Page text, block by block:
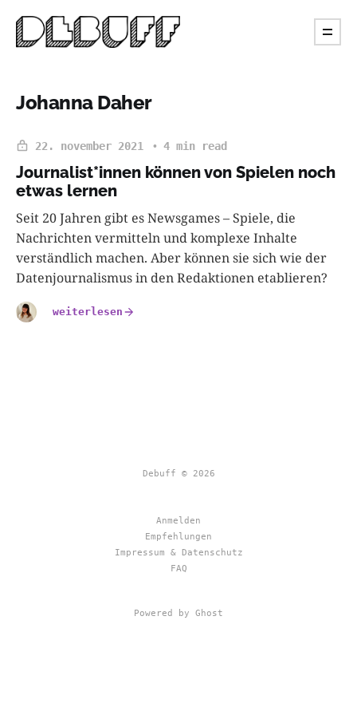
Johanna Daher
22. november 2021 4 min read
Journalist*innen können von Spielen noch
etwas lernen
Seit 20 Jahren gibt es Newsgames – Spiele, die
Nachrichten vermitteln und komplexe Inhalte
verständlich machen. Aber können sie sich wie der
Datenjournalismus in den Redaktionen etablieren?
weiterlesen
Debuff © 2026
Anmelden
Empfehlungen
Impressum & Datenschutz
FAQ
Powered by Ghost